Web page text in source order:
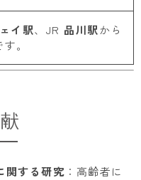
イ駅、JR 品川駅 から
。
関する研究 ：高齢者に